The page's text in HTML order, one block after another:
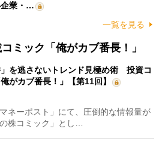
企業・…
一覧を見る
ミック「俺がカブ番長！」
」を逃さないトレンド見極め術 投資コ
がカブ番長！」【第11回】
ネーポスト」にて、圧倒的な情報量が
株コミック」とし…